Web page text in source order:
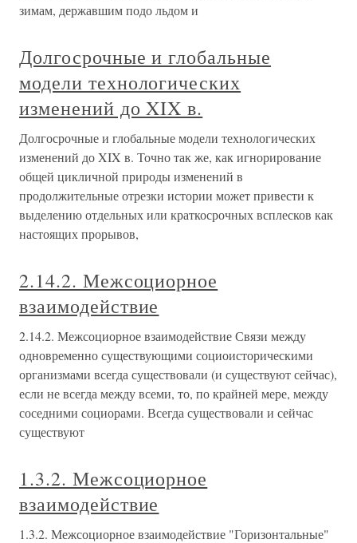
зимам, державшим подо льдом и
Долгосрочные и глобальные
модели технологических
изменений до XIX в.
Долгосрочные и глобальные модели технологических
изменений до XIX в. Точно так же, как игнорирование
общей цикличной природы изменений в
продолжительные отрезки истории может привести к
выделению отдельных или краткосрочных всплесков как
настоящих прорывов,
2.14.2. Межсоциорное
взаимодействие
2.14.2. Межсоциорное взаимодействие Связи между
одновременно существующими социоисторическими
организмами всегда существовали (и существуют сейчас),
если не всегда между всеми, то, по крайней мере, между
соседними социорами. Всегда существовали и сейчас
существуют
1.3.2. Межсоциорное
взаимодействие
1.3.2. Межсоциорное взаимодействие "Горизонтальные"